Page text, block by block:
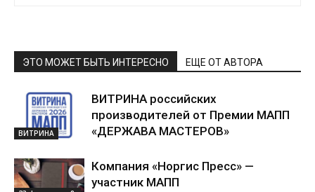
ЭТО МОЖЕТ БЫТЬ ИНТЕРЕСНО ЕЩЕ ОТ АВТОРА
ВИТРИНА
ВИТРИНА российских
производителей от Премии МАПП
«ДЕРЖАВА МАСТЕРОВ»
Компания «Норгис Пресс» —
участник МАПП